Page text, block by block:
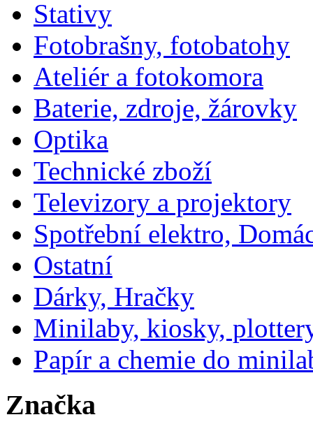
Stativy
Fotobrašny, fotobatohy
Ateliér a fotokomora
Baterie, zdroje, žárovky
Optika
Technické zboží
Televizory a projektory
Spotřební elektro,
Ostatní
Dárky, Hračky
Minilaby, kiosky,
Papír a chemie do
Značka